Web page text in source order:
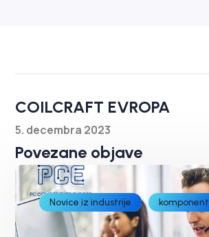
COILCRAFT EVROPA
5. decembra 2023
Povezane objave
Novice iz industrije komponent